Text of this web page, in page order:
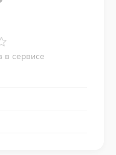
в сервисе